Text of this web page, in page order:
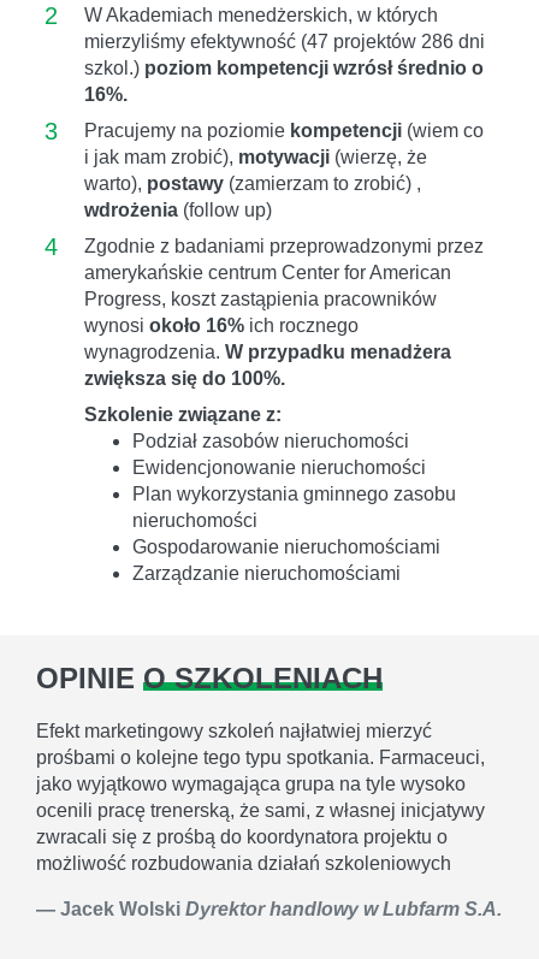
2
W Akademiach menedżerskich, w których
mierzyliśmy efektywność (47 projektów 286 dni
szkol.) poziom kompetencji wzrósł średnio o
16%.
3 Pracujemy na poziomie kompetencji (wiem co
i jak mam zrobić), motywacji (wierzę, że
warto), postawy (zamierzam to zrobić) ,
wdrożenia (follow up)
4
Zgodnie z badaniami przeprowadzonymi przez
amerykańskie centrum Center for American
Progress, koszt zastąpienia pracowników
wynosi około 16% ich rocznego
wynagrodzenia. W przypadku menadżera
zwiększa się do 100%.
Szkolenie związane z:
Podział zasobów nieruchomości
Ewidencjonowanie nieruchomości
Plan wykorzystania gminnego zasobu
nieruchomości
Gospodarowanie nieruchomościami
Zarządzanie nieruchomościami
OPINIE O SZKOLENIACH
Efekt marketingowy szkoleń najłatwiej mierzyć
prośbami o kolejne tego typu spotkania. Farmaceuci,
jako wyjątkowo wymagająca grupa na tyle wysoko
ocenili pracę trenerską, że sami, z własnej inicjatywy
zwracali się z prośbą do koordynatora projektu o
możliwość rozbudowania działań szkoleniowych
Jacek Wolski Dyrektor handlowy w Lubfarm S.A.